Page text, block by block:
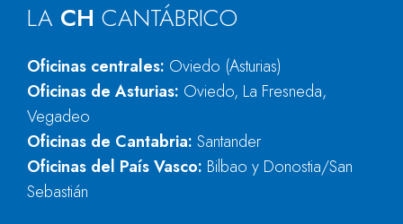
LA CH CANTÁBRICO
Oficinas centrales: Oviedo (Asturias)
Oficinas de Asturias: Oviedo, La Fresneda,
Vegadeo
Oficinas de Cantabria: Santander
Oficinas del País Vasco: Bilbao y Donostia/San
Sebastián